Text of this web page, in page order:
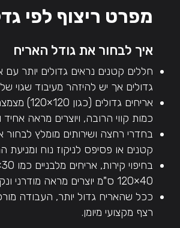
מפרט ריצוף לפי
איך לבחור את גודל האריח
חללים קטנים נראים גדולים יותר עם
גדולים אך יש להיזהר מעיבוד שגוי
אריחים גדולים
כמות קווי הרובה, ויוצרים מראה אחיד
בחדרי רחצה ושירותים מומלץ לבחור
קטנים או פסיפס לניקוז נוח ומניעת
40×120 ס"מ יוצרים מראה מודרני ונקי.
ככל שהאריח גדול יותר, העבודה
רצף מקצועי מיומן.